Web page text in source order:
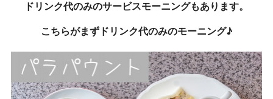
ドリンク代のみのサービスモーニングもあります。
こちらがまずドリンク代のみのモーニング♪